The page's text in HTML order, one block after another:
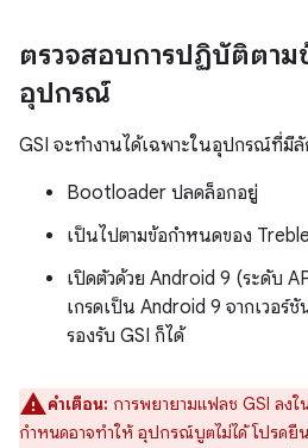
ตรวจสอบการปฏิบัติตาม
อุปกรณ์
GSI จะทำงานได้เฉพาะในอุปกรณ์ที่
Bootloader ปลดล็อกอยู่
เป็นไปตามข้อกำหนดของ
เปิดตัวด้วย Android 9 (ระดับ
เกรดเป็น Android 9 จากเวอร์
รองรับ GSI ก็ได้
คำเตือน: การพยายามแฟลช GSI ลง
กำหนดอาจทำให้ อุปกรณ์บูตไม่ได้ โปรดยื